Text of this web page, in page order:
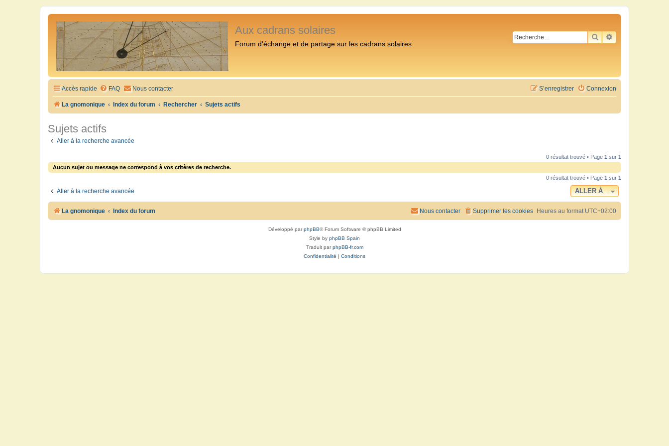
Aux cadrans solaires
Forum d'échange et de partage sur les cadrans solaires
RECHERCHER
RECHERCHE
Accès rapide FAQ Nous contacter Connexion
S’enregistrer
La gnomonique Index du forum Rechercher Sujets actifs
Sujets actifs
Aller à la recherche avancée
0 résultat trouvé • Page 1 sur 1
Aucun sujet ou message ne correspond à vos critères de recherche.
0 résultat trouvé • Page 1 sur 1
Aller à la recherche avancée ALLER À
La gnomonique Index du forum Heures au format UTC+02:00
Supprimer les cookies
Nous contacter
Développé parphpBB® Forum Software © phpBB Limited
Style by phpBB Spain
Traduit parphpBB-fr.com
Confidentialité | Conditions